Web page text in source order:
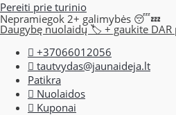
Pereiti prie turinio
Nepramiegok 2+ galimybės 😴💤
Daugybę nuolaidų 🏷️ + gaukite
+37066012056
tautvydas@jaunaideja.lt
Patikra
Nuolaidos
Kuponai